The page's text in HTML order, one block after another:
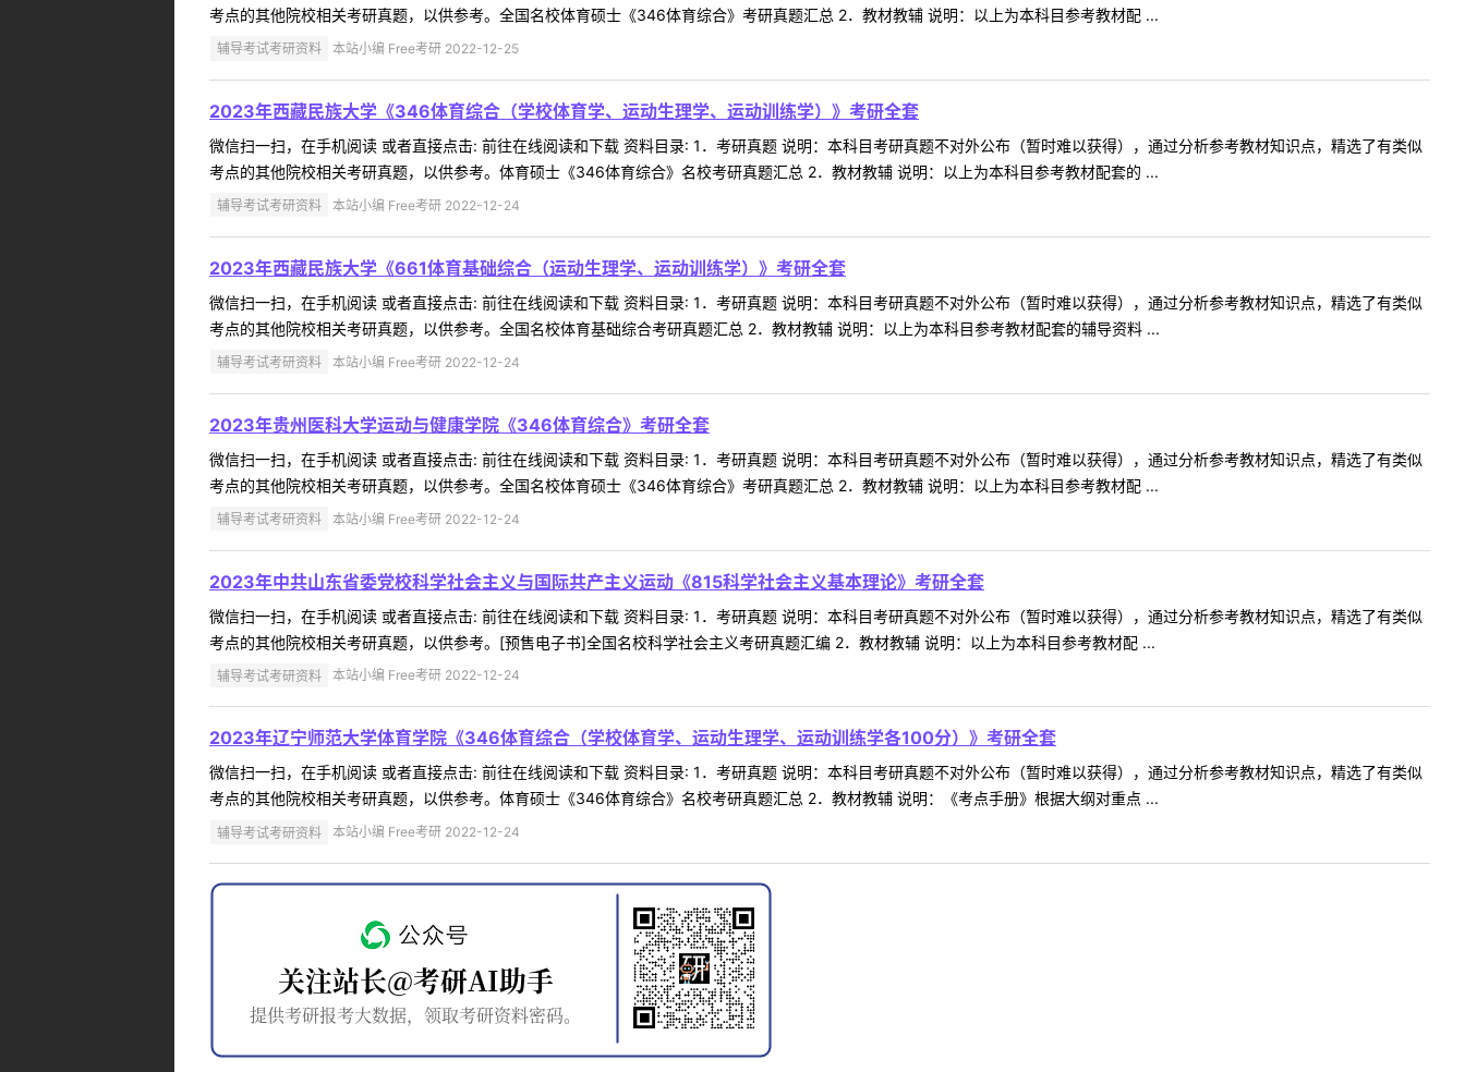
考点的其他院校相关考研真题，以供参考。全国名校体育硕士《346体育综合》考研真题汇总 2．教材教辅 说明：以上为本科目参考教材配 ...
辅导考试考研资料 本站小编 Free考研 2022-12-25
2023年西藏民族大学《346体育综合（学校体育学、运动生理学、运动训练学）》考研全套
微信扫一扫，在手机阅读 或者直接点击: 前往在线阅读和下载 资料目录: 1．考研真题 说明：本科目考研真题不对外公布（暂时难以获得），通过分析参考教材知识点，精选了有类似
考点的其他院校相关考研真题，以供参考。体育硕士《346体育综合》名校考研真题汇总 2．教材教辅 说明：以上为本科目参考教材配套的 ...
辅导考试考研资料 本站小编 Free考研 2022-12-24
2023年西藏民族大学《661体育基础综合（运动生理学、运动训练学）》考研全套
微信扫一扫，在手机阅读 或者直接点击: 前往在线阅读和下载 资料目录: 1．考研真题 说明：本科目考研真题不对外公布（暂时难以获得），通过分析参考教材知识点，精选了有类似
考点的其他院校相关考研真题，以供参考。全国名校体育基础综合考研真题汇总 2．教材教辅 说明：以上为本科目参考教材配套的辅导资料 ...
辅导考试考研资料 本站小编 Free考研 2022-12-24
2023年贵州医科大学运动与健康学院《346体育综合》考研全套
微信扫一扫，在手机阅读 或者直接点击: 前往在线阅读和下载 资料目录: 1．考研真题 说明：本科目考研真题不对外公布（暂时难以获得），通过分析参考教材知识点，精选了有类似
考点的其他院校相关考研真题，以供参考。全国名校体育硕士《346体育综合》考研真题汇总 2．教材教辅 说明：以上为本科目参考教材配 ...
辅导考试考研资料 本站小编 Free考研 2022-12-24
2023年中共山东省委党校科学社会主义与国际共产主义运动《815科学社会主义基本理论》考研全套
微信扫一扫，在手机阅读 或者直接点击: 前往在线阅读和下载 资料目录: 1．考研真题 说明：本科目考研真题不对外公布（暂时难以获得），通过分析参考教材知识点，精选了有类似
考点的其他院校相关考研真题，以供参考。[预售电子书]全国名校科学社会主义考研真题汇编 2．教材教辅 说明：以上为本科目参考教材配 ...
辅导考试考研资料 本站小编 Free考研 2022-12-24
2023年辽宁师范大学体育学院《346体育综合（学校体育学、运动生理学、运动训练学各100分）》考研全套
微信扫一扫，在手机阅读 或者直接点击: 前往在线阅读和下载 资料目录: 1．考研真题 说明：本科目考研真题不对外公布（暂时难以获得），通过分析参考教材知识点，精选了有类似
考点的其他院校相关考研真题，以供参考。体育硕士《346体育综合》名校考研真题汇总 2．教材教辅 说明：《考点手册》根据大纲对重点 ...
辅导考试考研资料 本站小编 Free考研 2022-12-24